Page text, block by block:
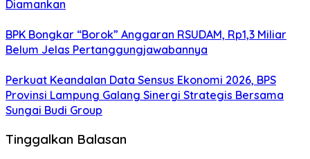
Diamankan
BPK Bongkar “Borok” Anggaran RSUDAM, Rp1,3 Miliar
Belum Jelas Pertanggungjawabannya
Perkuat Keandalan Data Sensus Ekonomi 2026, BPS
Provinsi Lampung Galang Sinergi Strategis Bersama
Sungai Budi Group
Tinggalkan Balasan